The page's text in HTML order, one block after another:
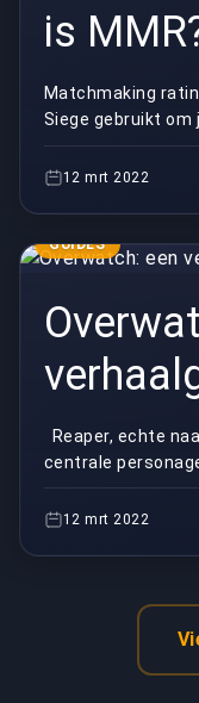
is
Matchmaking
Siege gebruikt
12 mrt 2022
GUIDES
Reaper
centrale
plaatsvinden in het
a...12 mrt 2022